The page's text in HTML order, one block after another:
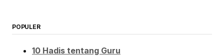
POPULER
10 Hadis tentang Guru